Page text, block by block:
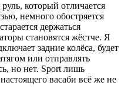
который отличается
немного обостряется
держаться
становятся жёстче. Я
задние колёса, будет
или отправлять
но нет. Sport лишь
васаби всё же не